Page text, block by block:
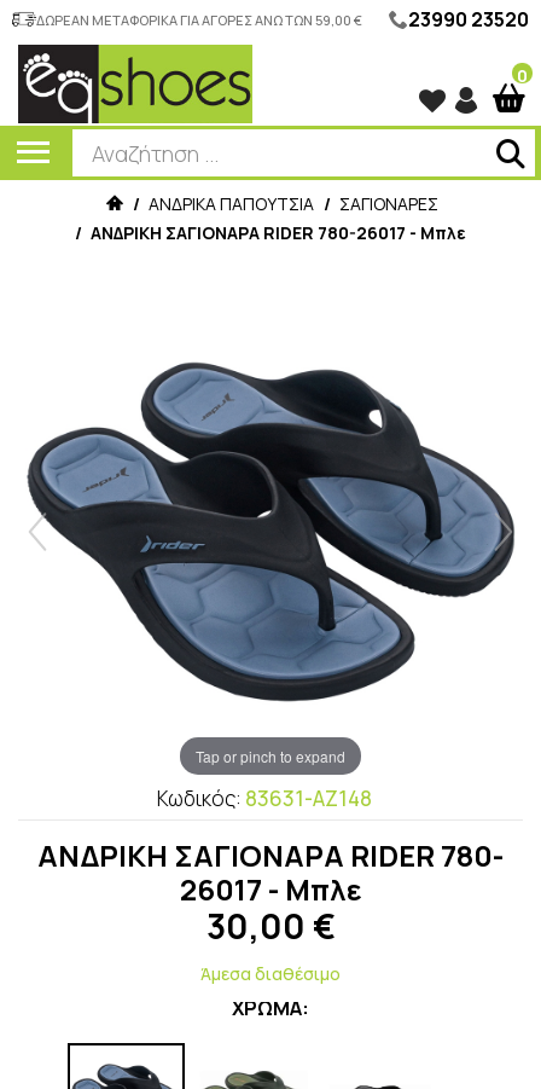
ΔΩΡΕΑΝ ΜΕΤΑΦΟΡΙΚΑ ΓΙΑ ΑΓΟΡΕΣ ΑΝΩ ΤΩΝ 59,00 € 23990 23520
0
/ ΑΝΔΡΙΚΑ ΠΑΠΟΥΤΣΙΑ / ΣΑΓΙΟΝΑΡΕΣ
/ ΑΝΔΡΙΚΗ ΣΑΓΙΟΝΑΡΑ RIDER 780-26017 - Μπλε
Tap or pinch to expand
Κωδικός: 83631-AZ148
ΑΝΔΡΙΚΗ ΣΑΓΙΟΝΑΡΑ RIDER 780-
26017 - Μπλε
30,00 €
Άμεσα διαθέσιμο
ΧΡΩΜΑ: